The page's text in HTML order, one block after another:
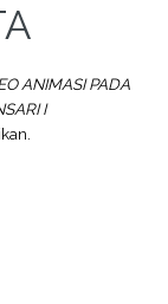
ANIMASI PADA
I